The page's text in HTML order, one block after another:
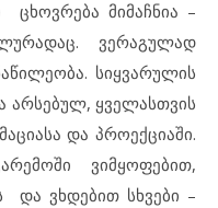
ცხოვრება მიმაჩნია –
ვერაგულად
სიყვარულის
არსებულ, ყველასთვის
და პროექციაში.
ვიმყოფებით,
და ვხდებით სხვები –